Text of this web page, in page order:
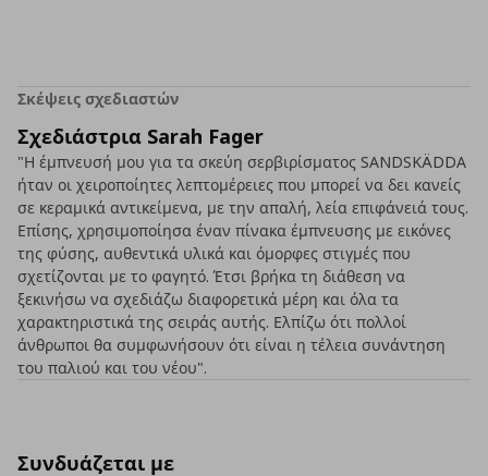
Σκέψεις σχεδιαστών
Σχεδιάστρια Sarah Fager
"Η έμπνευσή μου για τα σκεύη σερβιρίσματος SANDSKÄDDA
ήταν οι χειροποίητες λεπτομέρειες που μπορεί να δει κανείς
σε κεραμικά αντικείμενα, με την απαλή, λεία επιφάνειά τους.
Επίσης, χρησιμοποίησα έναν πίνακα έμπνευσης με εικόνες
της φύσης, αυθεντικά υλικά και όμορφες στιγμές που
σχετίζονται με το φαγητό. Έτσι βρήκα τη διάθεση να
ξεκινήσω να σχεδιάζω διαφορετικά μέρη και όλα τα
χαρακτηριστικά της σειράς αυτής. Ελπίζω ότι πολλοί
άνθρωποι θα συμφωνήσουν ότι είναι η τέλεια συνάντηση
του παλιού και του νέου".
Συνδυάζεται με